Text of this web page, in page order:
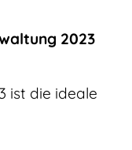
2023
ist die ideale